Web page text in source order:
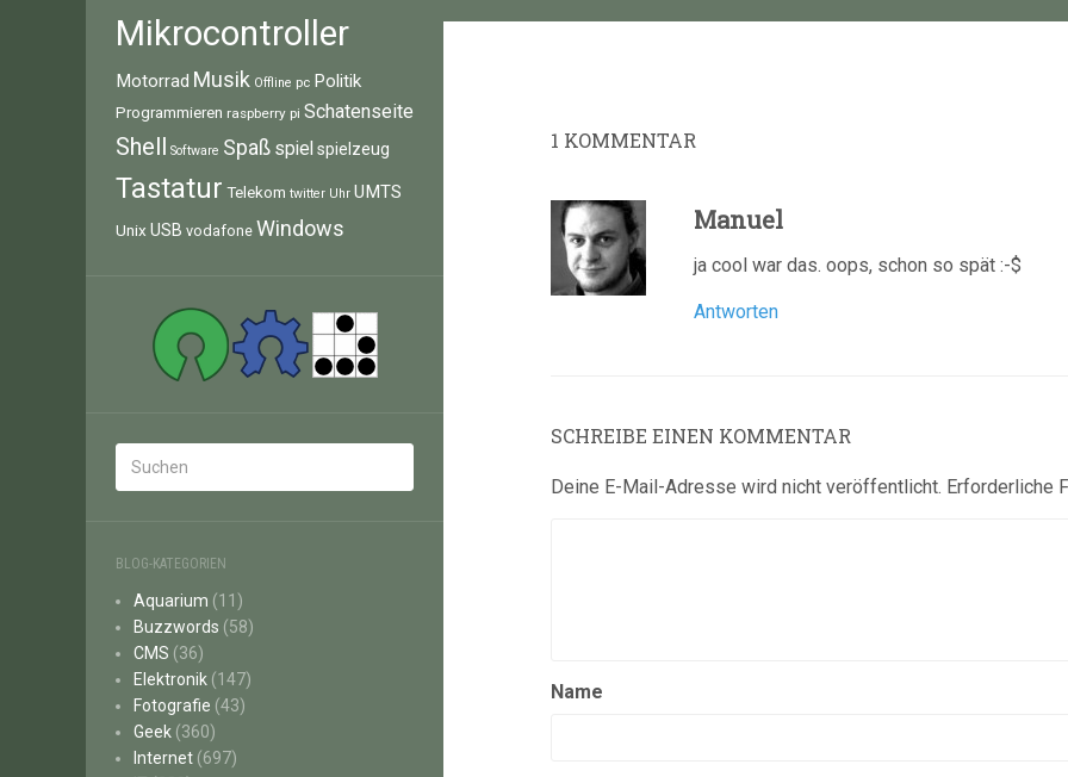
Mikrocontroller
Motorrad Musik Offline pc Politik
Programmieren raspberry pi Schatenseite
Shell Software Spaß spiel spielzeug
Tastatur Telekom twitter Uhr UMTS
Unix USB vodafone Windows
BLOG-KATEGORIEN
Aquarium (11)
Buzzwords (58)
CMS (36)
Elektronik (147)
Fotografie (43)
Geek (360)
Internet (697)
1 KOMMENTAR
Manuel
ja cool war das. oops, schon so spät :-$
Antworten
SCHREIBE EINEN KOMMENTAR
Deine E-Mail-Adresse wird nicht veröffentlicht. Erforderliche
Name